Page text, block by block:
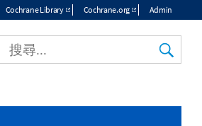
Cochrane Library Cochrane.org Admin